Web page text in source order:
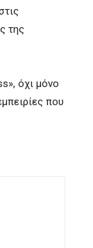
της
όχι μόνο
που